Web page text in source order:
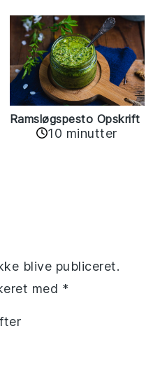
Ramsløgspesto Opskrift
10 minutter
blive publiceret.
med *